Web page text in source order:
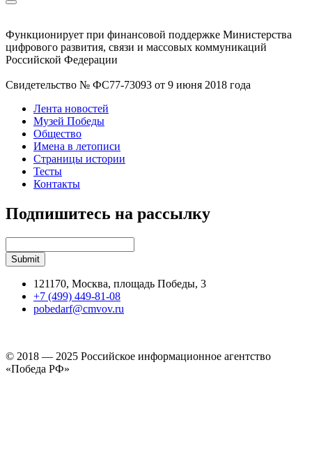
Функционирует при финансовой поддержке Министерства
цифрового развития, связи и массовых коммуникаций
Российской Федерации
Свидетельство № ФС77-73093 от 9 июня 2018 года
Лента новостей
Музей Победы
Общество
Имена в летописи
Страницы истории
Тесты
Контакты
Подпишитесь на рассылку
121170, Москва, площадь Победы, 3
+7 (499) 449-81-08
pobedarf@cmvov.ru
© 2018 — 2025 Российское информационное агентство
«Победа РФ»